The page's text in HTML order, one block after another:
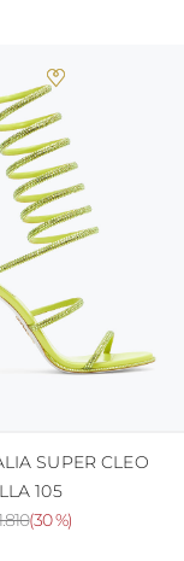
SUPER CLEO
105
(30 %)